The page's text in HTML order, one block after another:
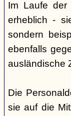
Im Laufe der
erheblich -
sondern
ebenfalls
ausländische
Die
sie auf die